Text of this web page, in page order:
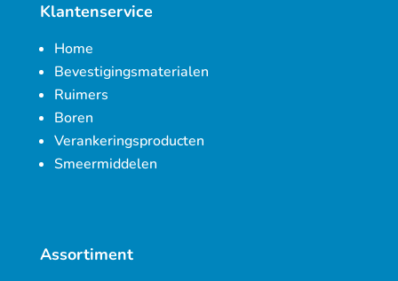
Klantenservice
Home
Bevestigingsmaterialen
Ruimers
Boren
Verankeringsproducten
Smeermiddelen
Assortiment